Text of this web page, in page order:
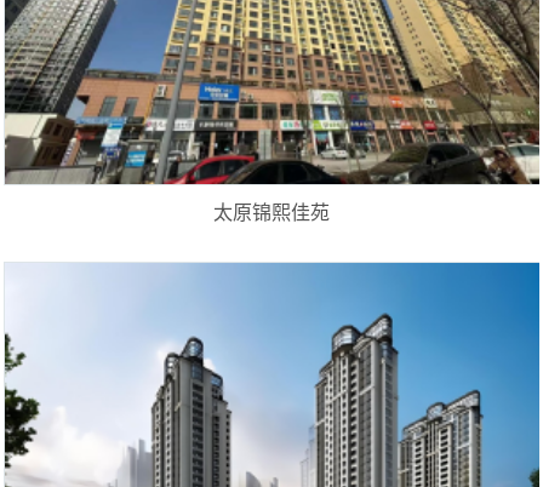
太原锦熙佳苑